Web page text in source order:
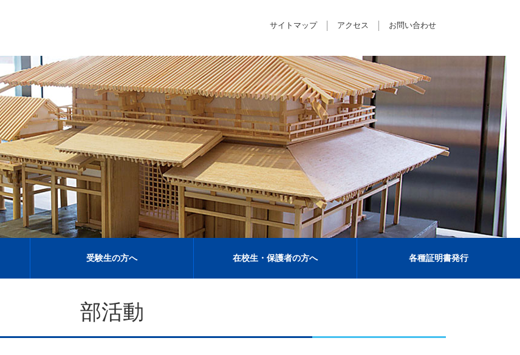
サイトマップ アクセス お問い合わせ
受験生の方へ 在校生・保護者の方へ 各種証明書発行
部活動